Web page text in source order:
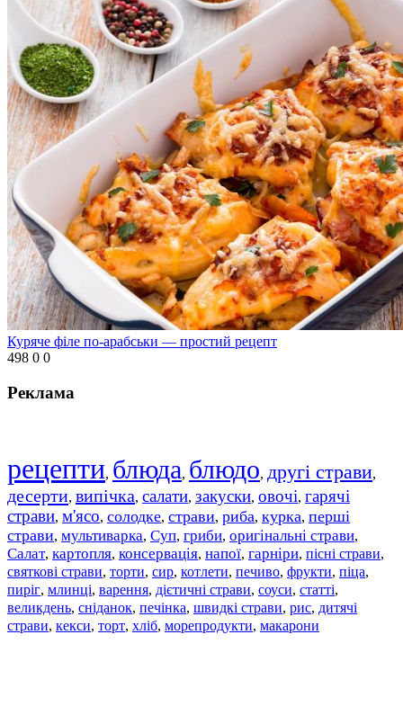
Куряче філе по-арабськи — простий рецепт
498 0 0
Реклама
рецепти, блюда, блюдо, другі страви,
десерти, випічка, салати, закуски, овочі, гарячі
страви, м'ясо, солодке, страви, риба, курка, перші
страви, мультиварка, Суп, гриби, оригінальні страви,
Салат, картопля, консервація, напої, гарніри, пісні страви,
святкові страви, торти, сир, котлети, печиво, фрукти, піца,
пиріг, млинці, варення, дієтичні страви, соуси, статті,
великдень, сніданок, печінка, швидкі страви, рис, дитячі
страви, кекси, торт, хліб, морепродукти, макарони